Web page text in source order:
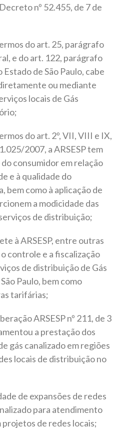
nº 52.455, de 7 de
do art. 25, parágrafo
e do art. 122, parágrafo
de São Paulo, cabe
ou mediante
locais de Gás
do art. 2º, VII, VIII e IX,
2007, a ARSESP tem
consumidor em relação
e à qualidade do
bem como à aplicação de
a modicidade das
de distribuição;
à ARSESP, entre outras
controle e a fiscalização
de distribuição de Gás
Paulo, bem como
tarifárias;
ARSESP nº 211, de 3
a prestação dos
gás canalizado em regiões
locais de distribuição no
de expansões de redes
para atendimento
de redes locais;